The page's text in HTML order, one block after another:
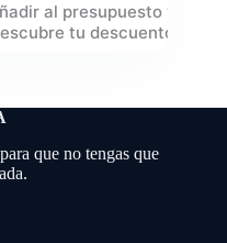
al presupuesto y
tu descuento
que no tengas que